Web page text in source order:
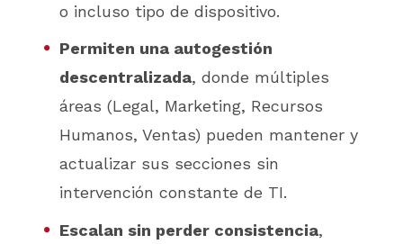
o incluso tipo de dispositivo.
Permiten una autogestión
descentralizada, donde múltiples
áreas (Legal, Marketing, Recursos
Humanos, Ventas) pueden mantener y
actualizar sus secciones sin
intervención constante de TI.
Escalan sin perder consistencia,